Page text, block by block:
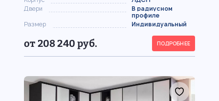
Двери
В радиусном
профиле
Размер
Индивидуальный
от 208 240 руб. ПОДРОБНЕЕ